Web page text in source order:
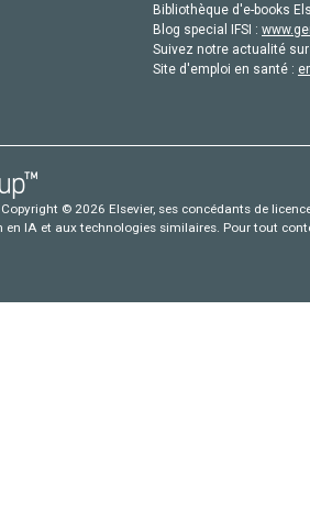
Bibliothèque d'e-books
Blog special IFSI :
Suivez notre actualité
Site d'emploi en santé :
© 2026 Elsevier, ses concédants de
en IA et aux technologies similaires. Pour tout